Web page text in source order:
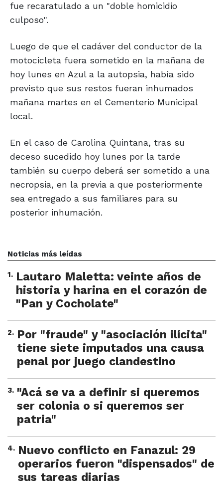
fue recaratulado a un "doble homicidio
culposo".
Luego de que el cadáver del conductor de la
motocicleta fuera sometido en la mañana de
hoy lunes en Azul a la autopsia, había sido
previsto que sus restos fueran inhumados
mañana martes en el Cementerio Municipal
local.
En el caso de Carolina Quintana, tras su
deceso sucedido hoy lunes por la tarde
también su cuerpo deberá ser sometido a una
necropsia, en la previa a que posteriormente
sea entregado a sus familiares para su
posterior inhumación.
Noticias más leídas
1. Lautaro Maletta: veinte años de
historia y harina en el corazón de
"Pan y Cocholate"
2. Por "fraude" y "asociación ilícita"
tiene siete imputados una causa
penal por juego clandestino
3. "Acá se va a definir si queremos
ser colonia o si queremos ser
patria"
4. Nuevo conflicto en Fanazul: 29
operarios fueron "dispensados" de
sus tareas diarias